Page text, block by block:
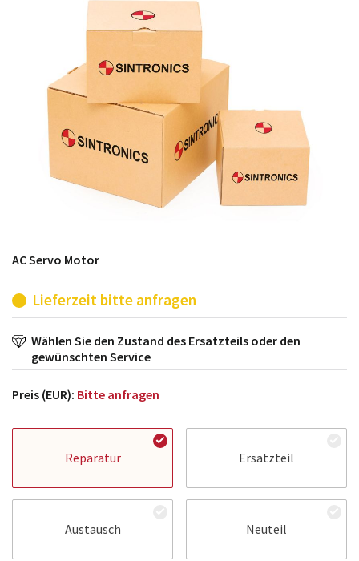
möglich. SINTRONICS ist dann ihr Partner, der
entweder die alten Baugruppen technisch hochwertig
repariert oder ihnen die abgekündigten Baugruppen
aus dem eigenen Lager ersetzt.
AC Servo Motor
Lieferzeit bitte anfragen
Wählen Sie den Zustand des Ersatzteils oder den
gewünschten Service
Preis (EUR): Bitte anfragen
Reparatur Ersatzteil
Austausch Neuteil